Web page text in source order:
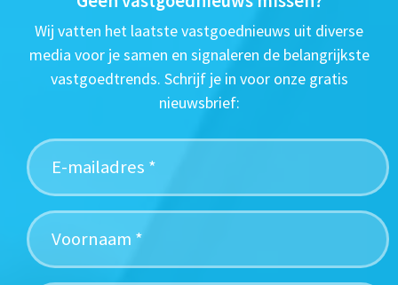
Wij vatten het laatste vastgoednieuws uit diverse
media voor je samen en signaleren de belangrijkste
vastgoedtrends. Schrijf je in voor onze gratis
nieuwsbrief: